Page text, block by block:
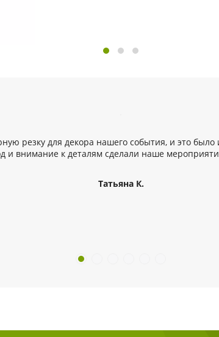
резку для декора нашего события, и это
и внимание к деталям сделали наше
Татьяна К.